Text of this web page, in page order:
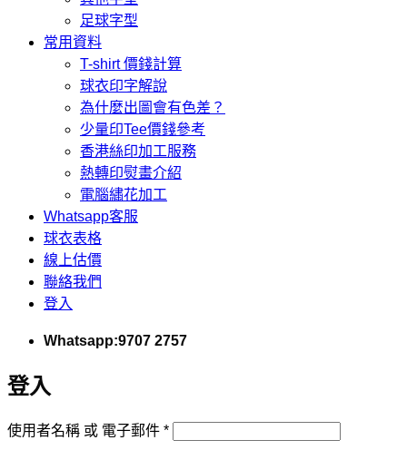
足球字型
常用資料
T-shirt 價錢計算
球衣印字解說
為什麼出圖會有色差？
少量印Tee價錢參考
香港絲印加工服務
熱轉印熨畫介紹
電腦繡花加工
Whatsapp客服
球衣表格
線上估價
聯絡我們
登入
Whatsapp:9707 2757
登入
使用者名稱 或 電子郵件 *必